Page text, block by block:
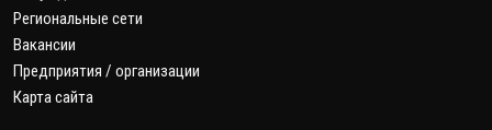
Региональные сети
Вакансии
Предприятия / организации
Карта сайта